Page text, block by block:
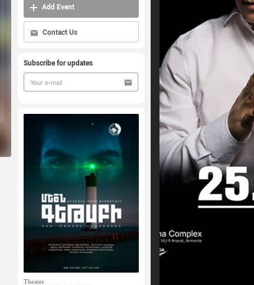
Add Event
Contact Us
Subscribe for updates
Theater